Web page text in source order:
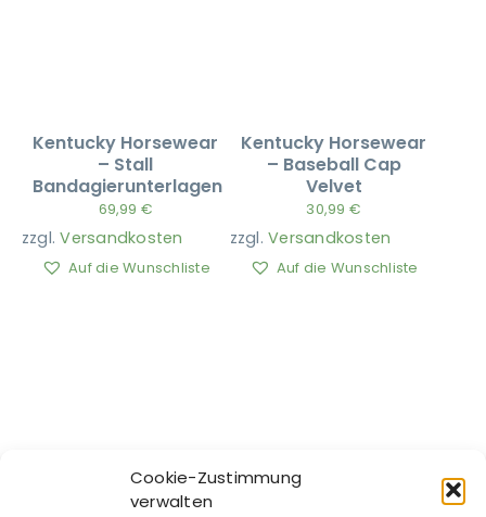
Cookie-Zustimmung
verwalten
Kentucky Horsewear
– Stall
Bandagierunterlagen
69,99 €
zzgl.Versandkosten
Auf die Wunschliste
Kentucky Horsewear
– Baseball Cap
Velvet
30,99 €
zzgl.Versandkosten
Auf die Wunschliste